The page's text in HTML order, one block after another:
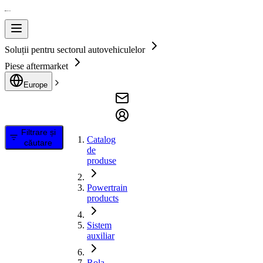
Soluții pentru sectorul autovehiculelor
Piese aftermarket
Europe
Filtrare și
căutare
Catalog
de
produse
Powertrain
products
Sistem
auxiliar